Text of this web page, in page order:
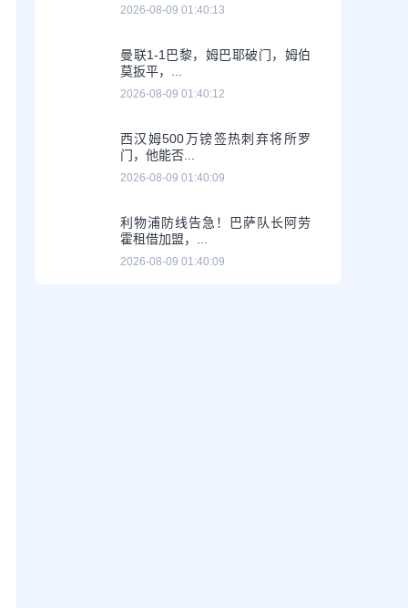
2026-08-09 01:40:13
曼联1-1巴黎，姆巴耶破门，姆伯
莫扳平，...
2026-08-09 01:40:12
西汉姆500万镑签热刺弃将所罗
门，他能否...
2026-08-09 01:40:09
利物浦防线告急！巴萨队长阿劳
霍租借加盟，...
2026-08-09 01:40:09